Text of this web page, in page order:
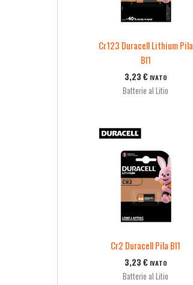
Cr123 Duracell Lithium Pila
Bl1
3,23 € IVATO
Batterie al Litio
Cr2 Duracell Pila Bl1
3,23 € IVATO
Batterie al Litio